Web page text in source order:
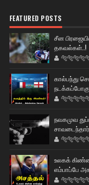
FEATURED POSTS
சீன
தகவல்கள்..!
கால்பந்து
நவகமுவ
உலகக் கிண்ண
எம்பாப்பே